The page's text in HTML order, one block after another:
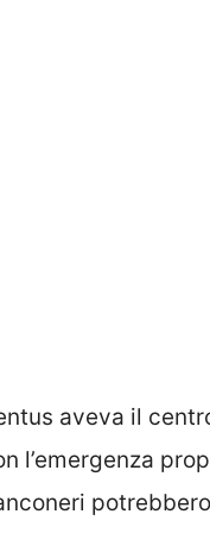
aveva il
l’emergenza